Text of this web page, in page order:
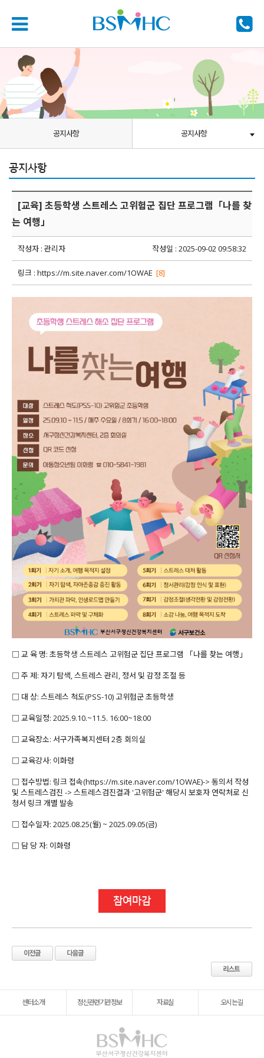
공지사항 공지사항
공지사항
[교육] 초등학생 스트레스 고위험군 집단 프로그램「나를 찾
는 여행」
작성자 : 관리자 작성일 : 2025-09-02 09:58:32
링크 : https://m.site.naver.com/1OWAE [8]
□ 교 육 명: 초등학생 스트레스 고위험군 집단 프로그램 「나를 찾는 여행」
□ 주 제: 자기 탐색, 스트레스 관리, 정서 및 감정 조절 등
□ 대 상: 스트레스 척도(PSS-10) 고위험군 초등학생
□ 교육일정: 2025.9.10.~11.5. 16:00~18:00
□ 교육장소: 서구가족복지센터 2층 회의실
□ 교육강사: 이화령
□ 접수방법: 링크 접속(https://m.site.naver.com/1OWAE)-> 동의서 작성
및 스트레스검진 -> 스트레스검진결과 '고위험군' 해당시 보호자 연락처로 신
청서 링크 개별 발송
□ 접수일자: 2025.08.25(월) ~ 2025.09.05(금)
□ 담 당 자: 이화령
참여마감
센터소개 정신관련기관정보 자료실 오시는길